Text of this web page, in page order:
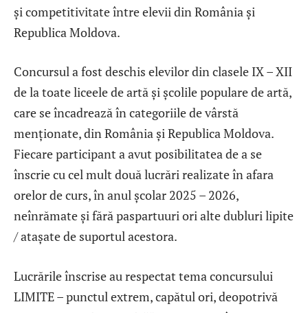
şi competitivitate între elevii din România şi
Republica Moldova.
Concursul a fost deschis elevilor din clasele IX – XII
de la toate liceele de artă și școlile populare de artă,
care se încadrează în categoriile de vârstă
menționate, din România și Republica Moldova.
Fiecare participant a avut posibilitatea de a se
înscrie cu cel mult două lucrări realizate în afara
orelor de curs, în anul școlar 2025 – 2026,
neînrămate și fără paspartuuri ori alte dubluri lipite
/ atașate de suportul acestora.
Lucrările înscrise au respectat tema concursului
LIMITE – punctul extrem, capătul ori, deopotrivă